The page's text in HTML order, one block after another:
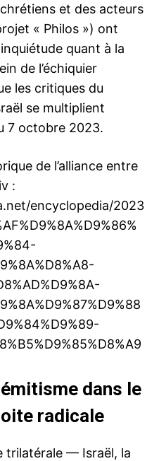
et des acteurs
« Philos ») ont
quant à la
de l’échiquier
les critiques du
se multiplient
7 octobre 2023.
de l’alliance entre
:
encyclopedia/2023
dans le
radicale
trilatérale — Israël, la